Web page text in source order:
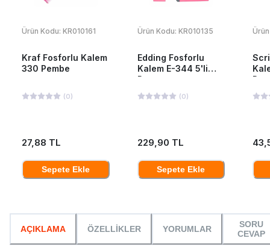
Ürün Kodu: KR010161
Kraf Fosforlu Kalem
330 Pembe
(0)
27,88 TL
Sepete Ekle
Ürün Kodu: KR010135
Edding Fosforlu
Kalem E-344 5'li
Poşet
(0)
229,90 TL
Sepete Ekle
AÇIKLAMA ÖZELLİKLER YORUMLAR
SORU
CEVAP